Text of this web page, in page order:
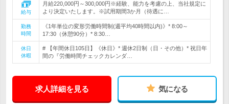
給与
月給220,000円～300,000円※経験、能力を考慮の上、当社規定に
より決定いたします。※試用期間3か月（待遇に…
勤務
時間
《1年単位の変形労働時間制(週平均40時間以内)》* 8:00～
17:30（休憩90分）* 8:30…
休日
休暇
# 【年間休日105日】《休日》* 週休2日制（日・その他）* 祝日年
間の『労働時間チェックカレンダ…
求人詳細を見る 気になる